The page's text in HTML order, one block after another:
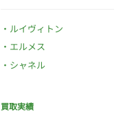
ルイヴィトン
エルメス
シャネル
買取実績